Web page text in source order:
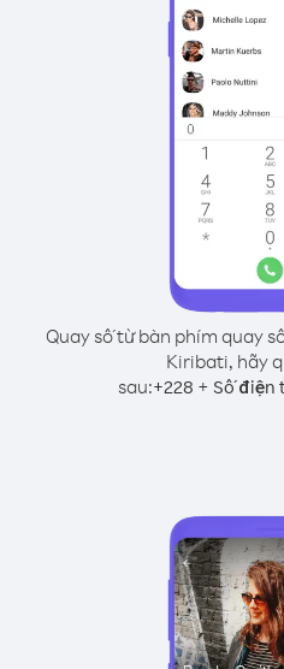
Quay số từ bàn phím quay
Kiribati, hãy
sau:+228 + Số điện